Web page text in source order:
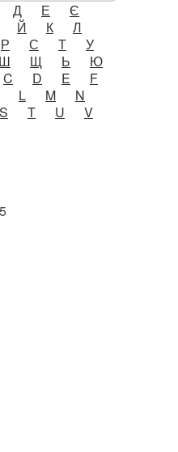
Д Е
Є
Й К
Л
Р С Т
У
Ш Щ Ь
Ю
C D E
F
L M
N
S T U
V